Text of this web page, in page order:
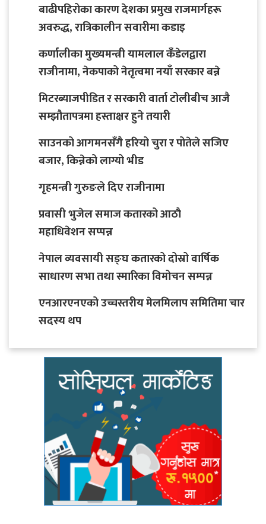
बाढीपहिरोका कारण देशका प्रमुख राजमार्गहरू
अवरुद्ध, रात्रिकालीन सवारीमा कडाइ
कर्णालीका मुख्यमन्त्री यामलाल कँडेलद्वारा
राजीनामा, नेकपाको नेतृत्वमा नयाँ सरकार बन्ने
मिटरब्याजपीडित र सरकारी वार्ता टोलीबीच आजै
सम्झौतापत्रमा हस्ताक्षर हुने तयारी
साउनको आगमनसँगै हरियो चुरा र पोतेले सजिए
बजार, किन्नेको लाग्यो भीड
गृहमन्त्री गुरुङले दिए राजीनामा
प्रवासी भुजेल समाज कतारको आठाै
महाधिवेशन सप्पन्न
नेपाल व्यवसायी सङ्घ कतारको दोस्रो वार्षिक
साधारण सभा तथा स्मारिका विमोचन सम्पन्न
एनआरएनएको उच्चस्तरीय मेलमिलाप समितिमा चार
सदस्य थप